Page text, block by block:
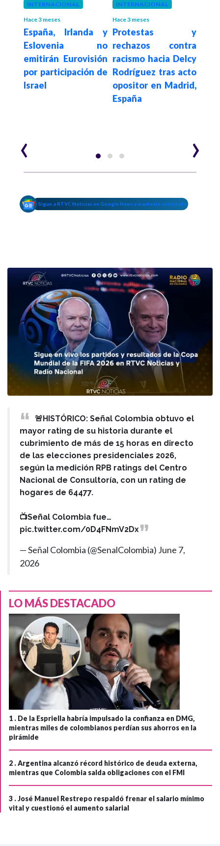
INTERNACIONAL
Hace 3 meses
España, Irlanda y
Eslovenia no
emitirán Eurovisión
por participación de
Israel
INTERNACIONAL
Hace 3 meses
Protestas y
rechazos contra
racismo hacia Delcy
Rodríguez tras acto
opositor en Madrid,
España
‹ ›
Sigue a RTVC Noticias en Google News y mantente conectado
🚨HISTÓRICO: Señal Colombia obtuvo el
mayor rating de su historia durante el
cubrimiento de más de 15 horas en directo
de las elecciones presidenciales 2026,
según la medición RPB ratings del Centro
Nacional de Consultoría, con un rating de
hogares de 64477.
📺Señal Colombia fue…
pic.twitter.com/0D4FNmV2Dx
— Señal Colombia (@SenalColombia) June 7,
2026
LO MÁS DESTACADO
1 . De la Espriella habría impulsado la confianza en DMG,
mientras miles de colombianos perdían sus ahorros en la
pirámide
2 .Argentina alcanzó récord histórico de deuda externa,
mientras que Colombia salda obligaciones con el FMI
3 .José Manuel Restrepo respaldó frenar el salario mínimo
vital y cuestionó el aumento salarial